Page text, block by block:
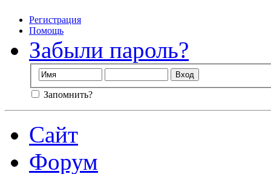
Регистрация
Помощь
Забыли пароль?
Запомнить?
Сайт
Форум